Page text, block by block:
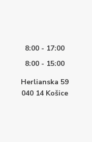
8:00 - 17:00
8:00 - 15:00
Herlianska 59
040 14 Košice